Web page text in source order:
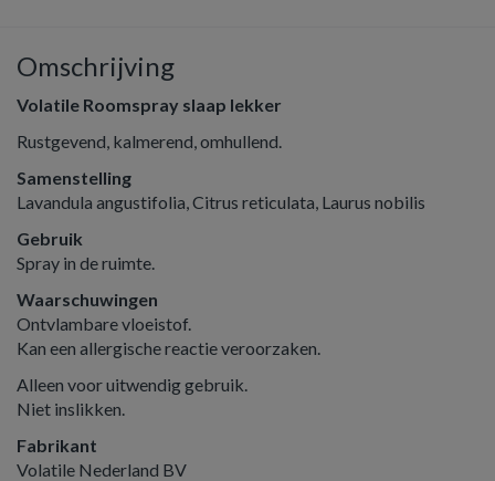
Omschrijving
Volatile Roomspray slaap lekker
Rustgevend, kalmerend, omhullend.
Samenstelling
Lavandula angustifolia, Citrus reticulata, Laurus nobilis
Gebruik
Spray in de ruimte.
Waarschuwingen
Ontvlambare vloeistof.
Kan een allergische reactie veroorzaken.
Alleen voor uitwendig gebruik.
Niet inslikken.
Fabrikant
Volatile Nederland BV